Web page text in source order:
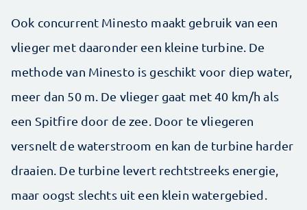
Ook concurrent Minesto maakt gebruik van een
vlieger met daaronder een kleine turbine. De
methode van Minesto is geschikt voor diep water,
meer dan 50 m. De vlieger gaat met 40 km/h als
een Spitfire door de zee. Door te vliegeren
versnelt de waterstroom en kan de turbine harder
draaien. De turbine levert rechtstreeks energie,
maar oogst slechts uit een klein watergebied.